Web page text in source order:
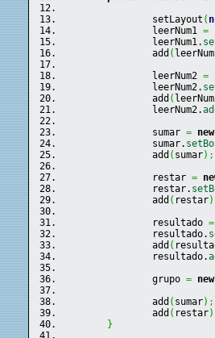
		setLayout
(
		leerNum1
=
		leerNum1.
		add
(
		leerNum2
=
		leerNum2.
		add
(
		leerNum2.
		sumar
= new
		sumar.
		add
( sumar) ;
		restar
=
		restar.
		add
( restar)
		resultado
=
		resultado.
		add
(
		resultado.
		grupo
= new
		add
( sumar) ;
		add
( restar)
}